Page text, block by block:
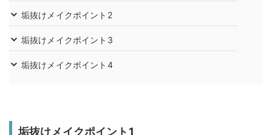
垢抜けメイクポイント2
垢抜けメイクポイント3
垢抜けメイクポイント4
垢抜けメイクポイント1